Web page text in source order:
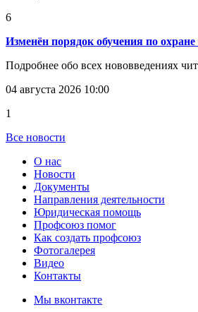
6
Изменён порядок обучения по охране
Подробнее обо всех нововведениях
04 августа 2026 10:00
1
Все новости
О нас
Новости
Документы
Направления деятельности
Юридическая помощь
Профсоюз помог
Как создать профсоюз
Фотогалерея
Видео
Контакты
Мы вконтакте